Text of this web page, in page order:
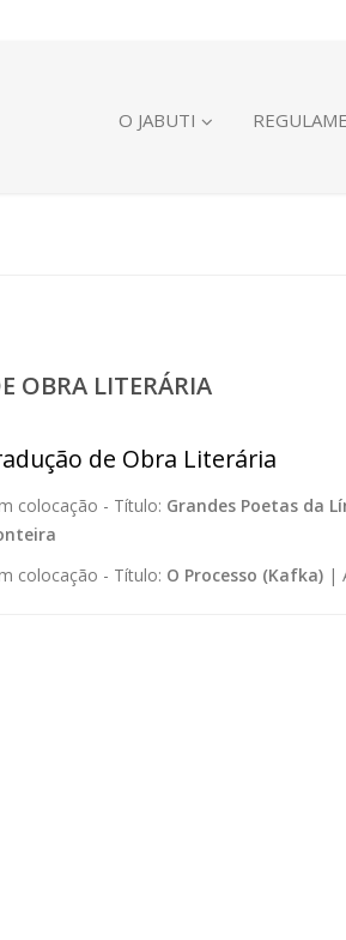
O JABUTI
OBRA LITERÁRIA
de Obra Literária
colocação - Título: Grandes Poetas da
colocação - Título: O Processo (Kafka)|